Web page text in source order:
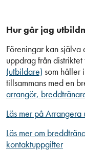
Hur går jag
Föreningar kan
uppdrag från distriktet
(utbildare) som håller
tillsammans med en
arrangör,
Läs mer på
Läs mer om
kontaktuppgifter